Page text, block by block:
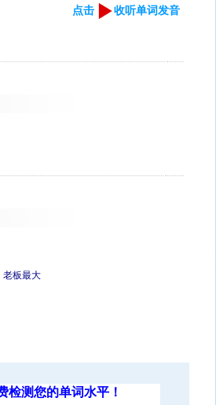
点击 收听单词发音
老板最大